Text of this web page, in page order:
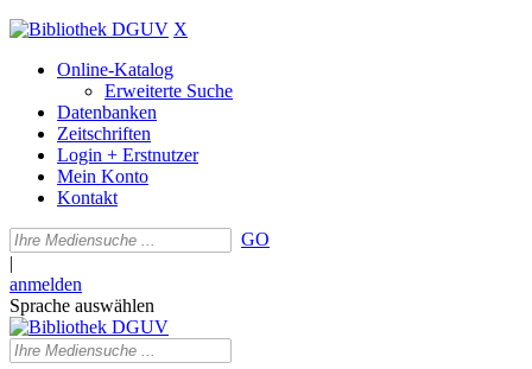
X
Online-Katalog
Erweiterte Suche
Datenbanken
Zeitschriften
Login + Erstnutzer
Mein Konto
Kontakt
GO
|
anmelden
Sprache auswählen